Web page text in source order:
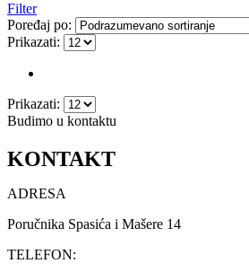
Filter
Poređaj po:
Prikazati:
Prikazati:
Budimo u kontaktu
KONTAKT
ADRESA
Poručnika Spasića i Mašere 14
TELEFON: